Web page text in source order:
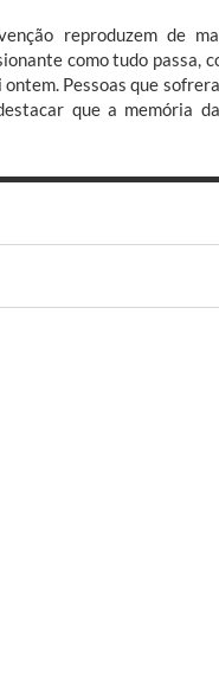
reproduzem de
como tudo passa,
Pessoas que
que a memória